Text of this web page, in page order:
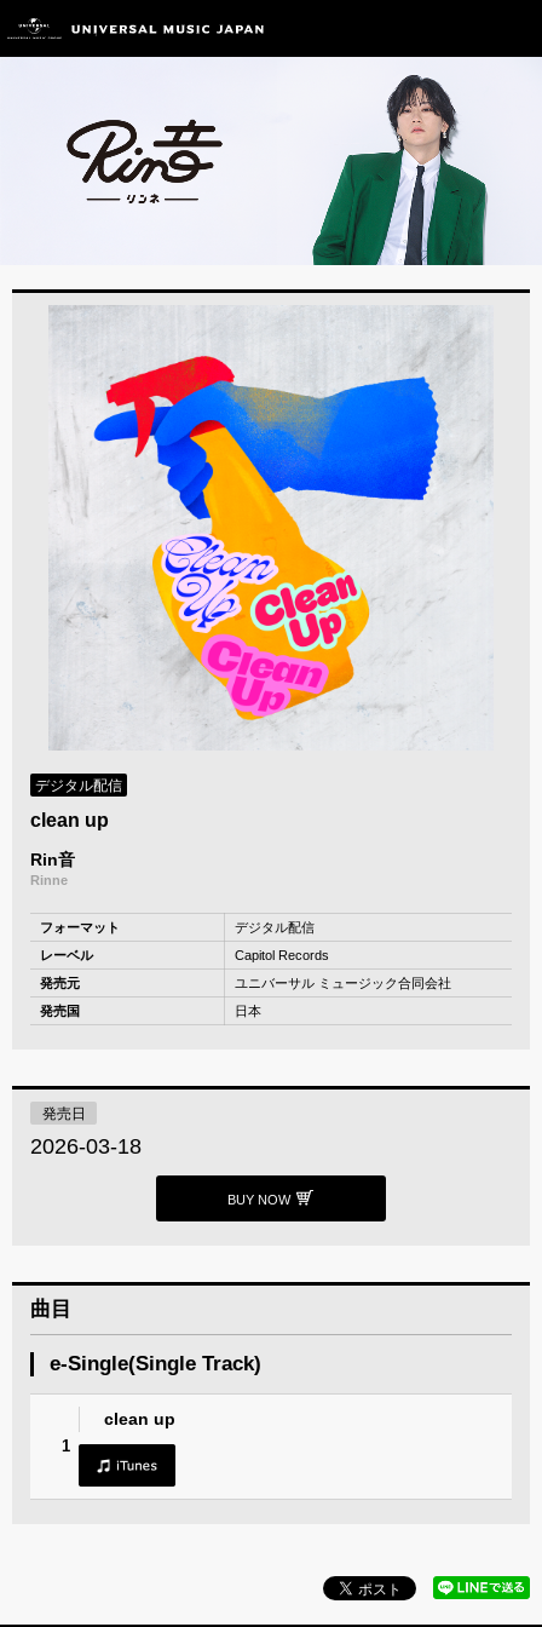
デジタル配信
clean up
Rin音
Rinne
フォーマット
デジタル配信
レーベル
Capitol Records
発売元
ユニバーサル ミュージック合同会社
発売国
日本
発売日
2026-03-18
BUY NOW
曲目
e-Single(Single Track)
1
clean up